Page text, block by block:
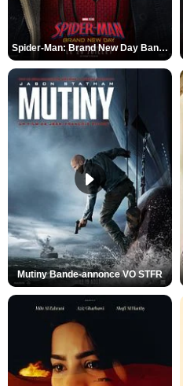
Spider-Man: Brand New Day Bande-annonce VO STFR
Mutiny Bande-annonce VO STFR